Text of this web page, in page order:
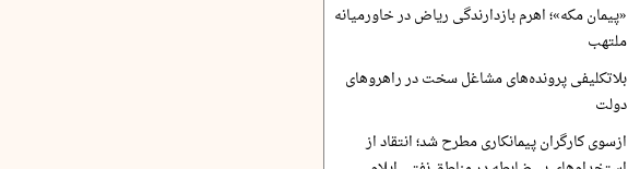
«پیمان مکه»؛ اهرم بازدارندگی ریاض در خاورمیانه
ملتهب
بلاتکلیفی پرونده‌های مشاغل سخت در راهروهای
دولت
ازسوی کارگران پیمانکاری مطرح شد؛ انتقاد از